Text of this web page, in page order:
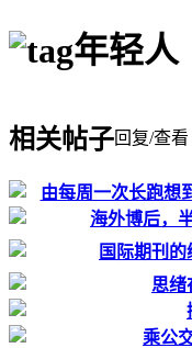
年轻人
相关帖子回复/查看
由每周一次长跑想
海外博后，
国际期刊的
思绪
乘公